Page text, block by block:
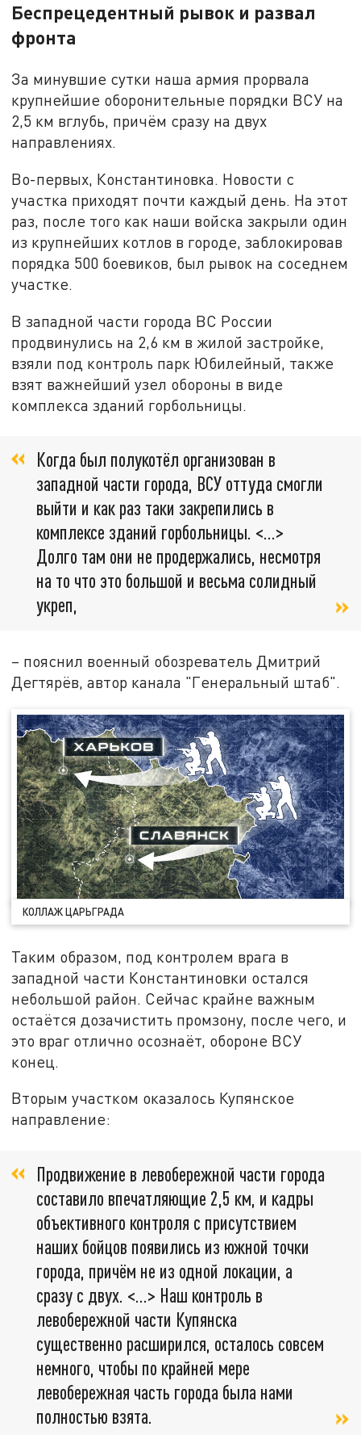
Беспрецедентный рывок и развал
фронта
За минувшие сутки наша армия прорвала
крупнейшие оборонительные порядки ВСУ на
2,5 км вглубь, причём сразу на двух
направлениях.
Во-первых, Константиновка. Новости с
участка приходят почти каждый день. На этот
раз, после того как наши войска закрыли один
из крупнейших котлов в городе, заблокировав
порядка 500 боевиков, был рывок на соседнем
участке.
В западной части города ВС России
продвинулись на 2,6 км в жилой застройке,
взяли под контроль парк Юбилейный, также
взят важнейший узел обороны в виде
комплекса зданий горбольницы.
Когда был полукотёл организован в
западной части города, ВСУ оттуда смогли
выйти и как раз таки закрепились в
комплексе зданий горбольницы. <…>
Долго там они не продержались, несмотря
на то что это большой и весьма солидный
укреп,
– пояснил военный обозреватель Дмитрий
Дегтярёв, автор канала "Генеральный штаб".
КОЛЛАЖ ЦАРЬГРАДА
Таким образом, под контролем врага в
западной части Константиновки остался
небольшой район. Сейчас крайне важным
остаётся дозачистить промзону, после чего, и
это враг отлично осознаёт, обороне ВСУ
конец.
Вторым участком оказалось Купянское
направление:
Продвижение в левобережной части города
составило впечатляющие 2,5 км, и кадры
объективного контроля с присутствием
наших бойцов появились из южной точки
города, причём не из одной локации, а
сразу с двух. <…> Наш контроль в
левобережной части Купянска
существенно расширился, осталось совсем
немного, чтобы по крайней мере
левобережная часть города была нами
полностью взята.